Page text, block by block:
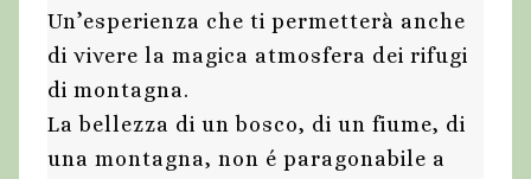
Un’esperienza che ti permetterà anche
di vivere la magica atmosfera dei rifugi
di montagna.
La bellezza di un bosco, di un fiume, di
una montagna, non é paragonabile a